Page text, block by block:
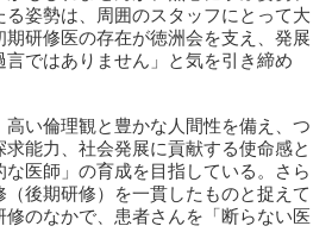
姿勢は、周囲のスタッフにとって大
期研修医の存在が徳洲会を支え、発展
言ではありません」と気を引き締め
い倫理観と豊かな人間性を備え、つ
能力、社会発展に貢献する使命感と
医師」の育成を目指している。さら
後期研修）を一貫したものと捉えて
のなかで、患者さんを「断らない医